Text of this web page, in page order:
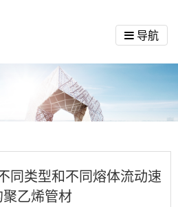
导航
同类型和不同熔体流动速
乙烯管材